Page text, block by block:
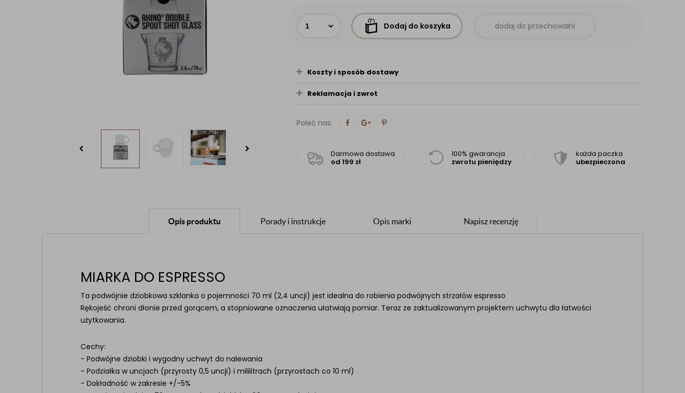
Dodaj do koszyka dodaj do przechowalni
Koszty i sposób dostawy
Reklamacja i zwrot
Poleć nas:
Darmowa dostawa
od 199 zł
100% gwarancja
zwrotu pieniędzy
każda paczka
ubezpieczona
Opis produktu Porady i instrukcje Opis marki Napisz recenzję
MIARKA DO ESPRESSO
Ta podwójnie dziobkowa szklanka o pojemności 70 ml (2,4 uncji) jest idealna do robienia podwójnych strzałów espresso
Rękojeść chroni dłonie przed gorącem, a stopniowane oznaczenia ułatwiają pomiar. Teraz ze zaktualizowanym projektem uchwytu dla łatwości
użytkowania.
Cechy:
- Podwójne dziobki i wygodny uchwyt do nalewania
- Podziałka w uncjach (przyrosty 0,5 uncji) i mililitrach (przyrostach co 10 ml)
- Dokładność w zakresie +/-5%